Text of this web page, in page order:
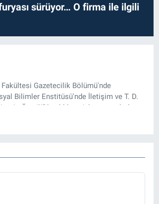
sürüyor… O firma ile ilgili
Gazetecilik Bölümü'nde
Bilimler Enstitüsü'nde İletişim ve T. D.
Örneği” başlıklı teziyle tamamladı.
Referansgazetesi.com.tr'de Güncel,